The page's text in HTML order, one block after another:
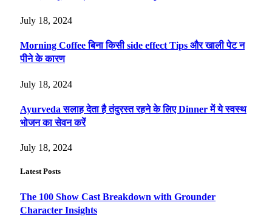
July 18, 2024
Morning Coffee बिना किसी side effect Tips और खाली पेट न
पीने के कारण
July 18, 2024
Ayurveda सलाह देता है तंदुरस्त रहने के लिए Dinner में ये स्वस्थ
भोजन का सेवन करें
July 18, 2024
Latest Posts
The 100 Show Cast Breakdown with Grounder
Character Insights